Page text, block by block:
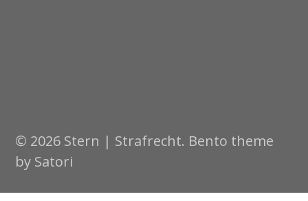
© 2026 Stern | Strafrecht. Bento theme
by Satori